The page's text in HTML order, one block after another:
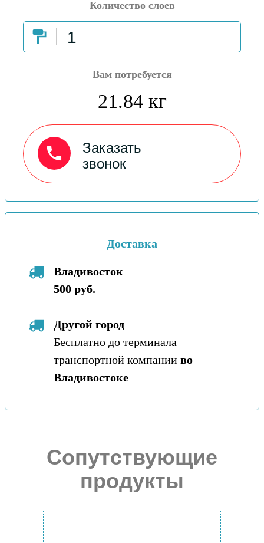
Количество слоев
Вам потребуется
21.84 кг
Заказать
звонок
Доставка
Владивосток
500 руб.
Другой город
Бесплатно до терминала
транспортной компании во
Владивостоке
Сопутствующие
продукты